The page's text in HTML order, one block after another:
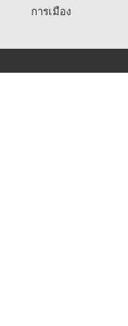
การเมือง